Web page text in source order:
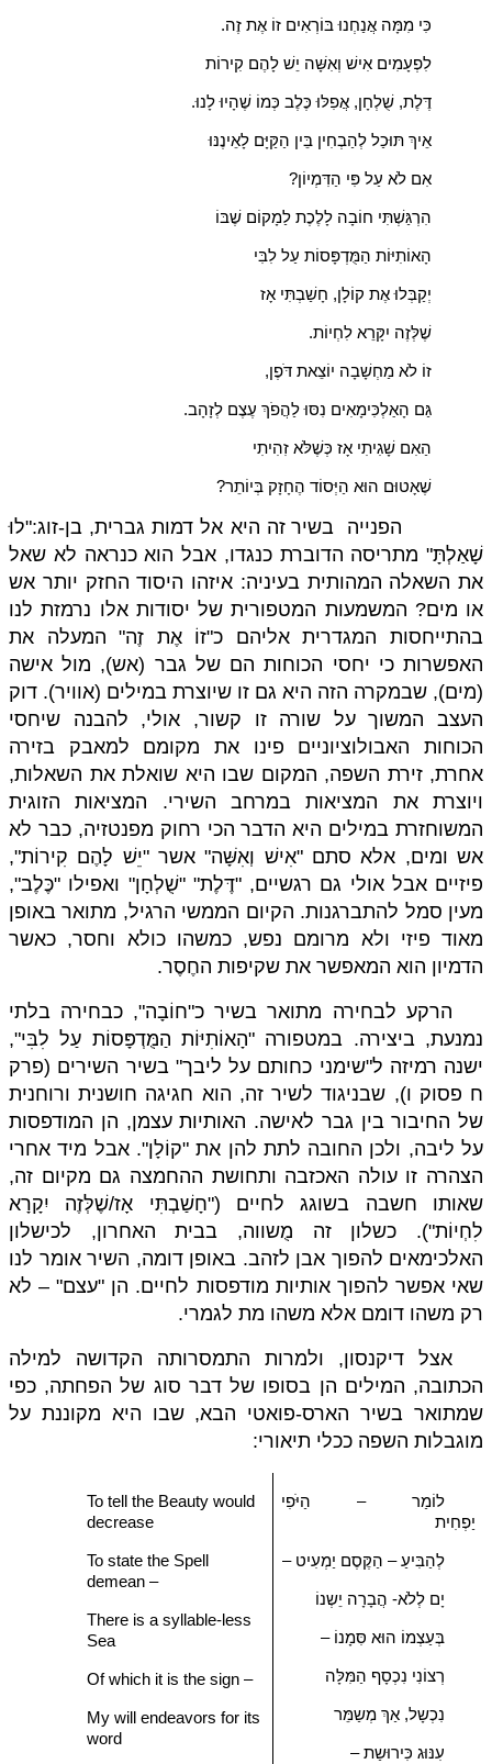
כִּי מִמָּה אֲנַחְנוּ בּוֹרְאִים זוֹ אֶת זֶה.
לִפְעָמִים אִישׁ וְאִשָּׁה יֵשׁ לָהֶם קִירוֹת
דֶּלֶת, שֻׁלְחָן, אֲפִלּוּ כֶּלֶב כְּמוֹ שֶׁהָיוּ לָנוּ.
אֵיךְ תּוּכַל לְהַבְחִין בֵּין הַקַּיָּם לָאֵינֶנּוּ
אִם לֹא עַל פִּי הַדִּמְיוֹן?
הִרְגַּשְׁתִּי חוֹבָה לָלֶכֶת לַמָקוֹם שֶׁבּוֹ
הָאוֹתִיּוֹת הַמֻּדְפָּסוֹת עַל לִבִּי
יְקַבְּלוּ אֶת קוֹלָן, חָשַׁבְתִּי אָז
שֶׁלְּזֶה יִקָּרֵא לִחְיוֹת.
זוֹ לֹא מַחְשָׁבָה יוֹצֵאת דֹּפֶן,
גַּם הָאַלְכִּימָאִים נִסּוּ לַהֲפֹךְ עֶצֶם לְזָהָב.
הַאִם שָׁגִיתִי אָז כְּשֶׁלֹּא זִהִיתִי
שֶׁאָטוּם הוּא הַיְּסוֹד הֶחָזָק בְּיוֹתֵר?
הפנייה
בשיר זה היא אל דמות גברית, בן-זוג:"לוּ
שָׁאַלְתָּ" מתריסה הדוברת כנגדו, אבל הוא כנראה לא שאל
את השאלה המהותית בעיניה: איזהו היסוד החזק יותר אש
או מים? המשמעות המטפורית של יסודות אלו נרמזת לנו
בהתייחסות המגדרית אליהם כ"זוֹ אֶת זֶה" המעלה את
האפשרות כי יחסי הכוחות הם של גבר (אש), מול אישה
(מים), שבמקרה הזה היא גם זו שיוצרת במילים (אוויר). דוק
העצב המשוך על שורה זו קשור, אולי, להבנה שיחסי
הכוחות האבולוציוניים פינו את מקומם למאבק בזירה
אחרת, זירת השפה, המקום שבו היא שואלת את השאלות,
ויוצרת את המציאות במרחב השירי. המציאות הזוגית
המשוחזרת במילים היא הדבר הכי רחוק מפנטזיה, כבר לא
אש ומים, אלא סתם "אִישׁ וְאִשָּׁה" אשר "יֵשׁ לָהֶם קִירוֹת",
פיזיים אבל אולי גם רגשיים, "דֶּלֶת" "שֻׁלְחָן" ואפילו "כֶּלֶב",
מעין סמל להתברגנות. הקיום הממשי הרגיל, מתואר באופן
מאוד פיזי ולא מרומם נפש, כמשהו כולא וחסר, כאשר
הדמיון הוא המאפשר את שקיפות החֶסֶר.
הרקע לבחירה מתואר בשיר כ"חוֹבָה", כבחירה בלתי
נמנעת, ביצירה. במטפורה "הָאוֹתִיּוֹת הַמֻּדְפָּסוֹת עַל לִבִּי",
ישנה רמיזה ל"שימני כחותם על ליבך" בשיר השירים (פרק
ח פסוק ו), שבניגוד לשיר זה, הוא חגיגה חושנית ורוחנית
של החיבור בין גבר לאישה. האותיות עצמן, הן המודפסות
על ליבה, ולכן החובה לתת להן את "קוֹלָן". אבל מיד אחרי
הצהרה זו עולה האכזבה ותחושת ההחמצה גם מקיום זה,
שאותו חשבה בשוגג לחיים ("חָשַׁבְתִּי אָז/שֶׁלְּזֶה יִקָרָא
לִחְיוֹת"). כשלון זה מֻשווה, בבית האחרון, לכישלון
האלכימאים להפוך אבן לזהב. באופן דומה, השיר אומר לנו
שאי אפשר להפוך אותיות מודפסות לחיים. הן "עצם" – לא
רק משהו דומם אלא משהו מת לגמרי.
אצל דיקנסון, ולמרות התמסרותה הקדושה למילה
הכתובה, המילים הן בסופו של דבר סוג של הפחתה, כפי
שמתואר בשיר הארס-פואטי הבא, שבו היא מקוננת על
מוגבלות השפה ככלי תיאורי:
לוֹמַר – הַיֹּפִי
יַפְחִית
לְהַבִּיעַ – הַקֶּסֶם יַמְעִיט –
יָם לְלֹא- הֲבָרָה יֵשְנוֹ
בְּעַצְמוֹ הוּא סִּמָנוֹ –
רְצוֹנִי נִכְסָף הַמִּלָּה
נִכְשָל, אַךְ מְשַמֵּר
עִנּוּג כִּירוּשַת –
To tell the Beauty would
decrease
To state the Spell
demean –
There is a syllable-less
Sea
Of which it is the sign –
My will endeavors for its
word